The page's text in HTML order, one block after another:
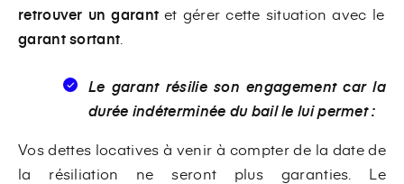
retrouver un garant et gérer cette situation avec le
garant sortant
Le garant résilie son engagementcar la
durée indéterminée du bail le lui permet :
Vos dettes locatives à venir à compter de la date de
la résiliation ne seront plus garanties. Le